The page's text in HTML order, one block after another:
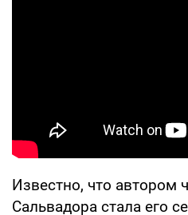
Известно, что автором
Сальвадора стала его